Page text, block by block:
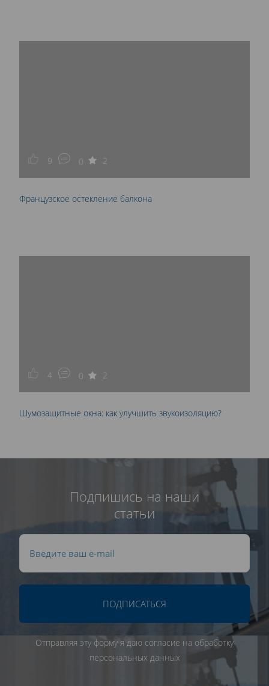
9 0 2
Французское остекление балкона
4 0 2
Шумозащитные окна: как улучшить звукоизоляцию?
Подпишись на наши
статьи
ПОДПИСАТЬСЯ
Отправляя эту форму я даю согласие на обработку
персональных данных